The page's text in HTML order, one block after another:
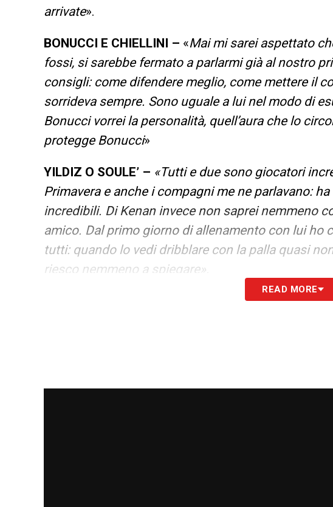
arrivate».
BONUCCI E CHIELLINI – «Mai mi sarei aspettato
fossi, si sarebbe fermato a parlarmi già al nostro
consigli: come difendere meglio, come mettere il
sorrideva sempre. Sono uguale a lui nel modo di
Bonucci vorrei la personalità, quell’aura che lo
protegge Bonucci»
YILDIZ O SOULE’ – «Tutti e due sono giocatori
Primavera e anche i compagni me ne parlavano:
incredibili. Di Kenan invece non saprei nemmeno
amico. Dal primo giorno di allenamento con lui ho
tutti: quando lo vedi dribblare con la palla quasi
riesco nemmeno a spiegare».
Tutto quello che sto facendo è anche
ovviamente voglio arrivare a giocare in
Premier è il sogno di tutti… Da piccolo però tenevo
Ultime notizie Calciomercato
READ MORE